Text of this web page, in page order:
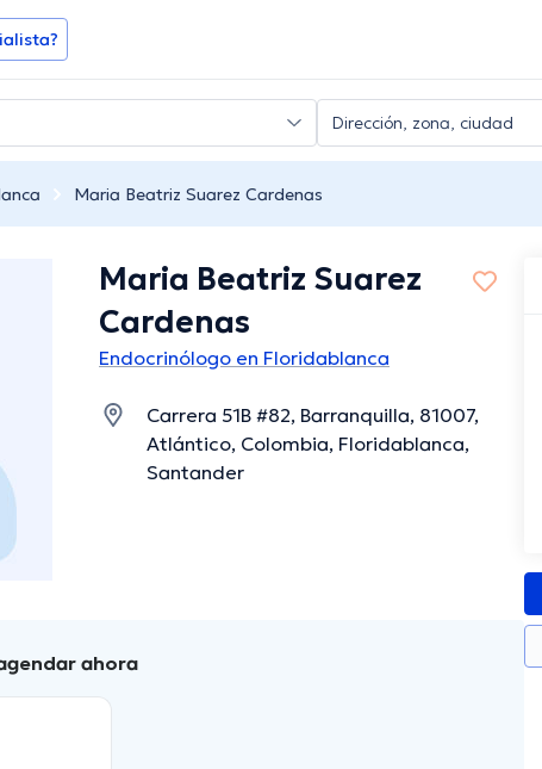
Maria Beatriz Suarez Cardenas
Maria Beatriz Suarez
Cardenas
Endocrinólogo en Floridablanca
Carrera 51B #82, Barranquilla, 81007,
Atlántico, Colombia, Floridablanca,
Santander
ahora